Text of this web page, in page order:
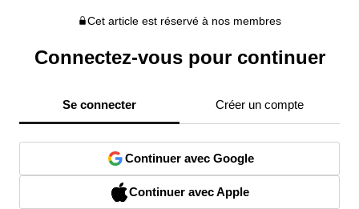
Cet article est réservé à nos membres
Connectez-vous pour continuer
Se connecter Créer un compte
Continuer avec Google
Continuer avec Apple